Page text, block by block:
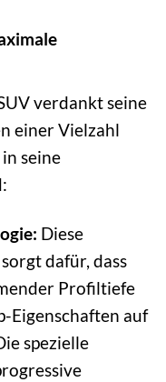
verdankt seine
einer Vielzahl
seine
Diese
dafür, dass
Profiltiefe
Eigenschaften auf
spezielle